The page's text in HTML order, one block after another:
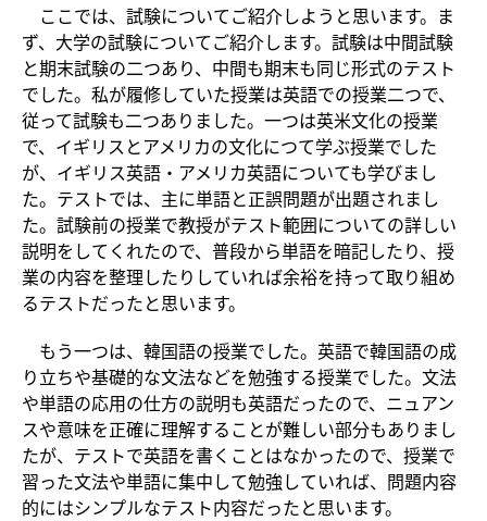
ここでは、試験についてご紹介しようと思います。ま
ず、大学の試験についてご紹介します。試験は中間試験
と期末試験の二つあり、中間も期末も同じ形式のテスト
でした。私が履修していた授業は英語での授業二つで、
従って試験も二つありました。一つは英米文化の授業
で、イギリスとアメリカの文化につて学ぶ授業でした
が、イギリス英語・アメリカ英語についても学びまし
た。テストでは、主に単語と正誤問題が出題されまし
た。試験前の授業で教授がテスト範囲についての詳しい
説明をしてくれたので、普段から単語を暗記したり、授
業の内容を整理したりしていれば余裕を持って取り組め
るテストだったと思います。
もう一つは、韓国語の授業でした。英語で韓国語の成
り立ちや基礎的な文法などを勉強する授業でした。文法
や単語の応用の仕方の説明も英語だったので、ニュアン
スや意味を正確に理解することが難しい部分もありまし
たが、テストで英語を書くことはなかったので、授業で
習った文法や単語に集中して勉強していれば、問題内容
的にはシンプルなテスト内容だったと思います。